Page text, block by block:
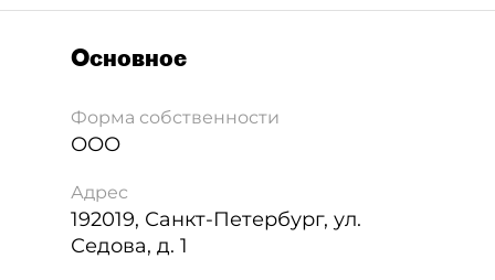
Основное
Форма собственности
ООО
Адрес
192019, Санкт-Петербург, ул.
Седова, д. 1